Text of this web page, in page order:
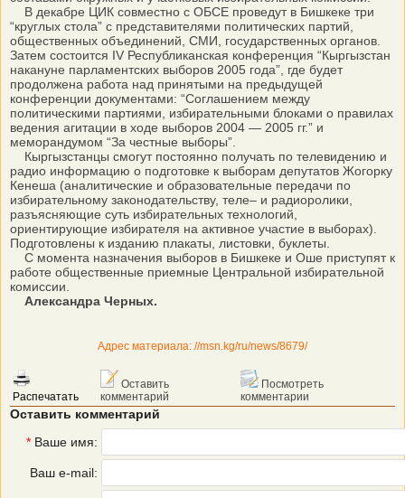
В декабре ЦИК совместно с ОБСЕ проведут в Бишкеке три
“круглых стола” с представителями политических партий,
общественных объединений, СМИ, государственных органов.
Затем состоится IV Республиканская конференция “Кыргызстан
накануне парламентских выборов 2005 года”, где будет
продолжена работа над принятыми на предыдущей
конференции документами: “Соглашением между
политическими партиями, избирательными блоками о правилах
ведения агитации в ходе выборов 2004 — 2005 гг.” и
меморандумом “За честные выборы”.
Кыргызстанцы смогут постоянно получать по телевидению и
радио информацию о подготовке к выборам депутатов Жогорку
Кенеша (аналитические и образовательные передачи по
избирательному законодательству, теле– и радиоролики,
разъясняющие суть избирательных технологий,
ориентирующие избирателя на активное участие в выборах).
Подготовлены к изданию плакаты, листовки, буклеты.
С момента назначения выборов в Бишкеке и Оше приступят к
работе общественные приемные Центральной избирательной
комиссии.
Александра Черных.
Адрес материала: //msn.kg/ru/news/8679/
Распечатать
Оставить
комментарий
Посмотреть
комментарии
Оставить комментарий
* Ваше имя:
Ваш e-mail: